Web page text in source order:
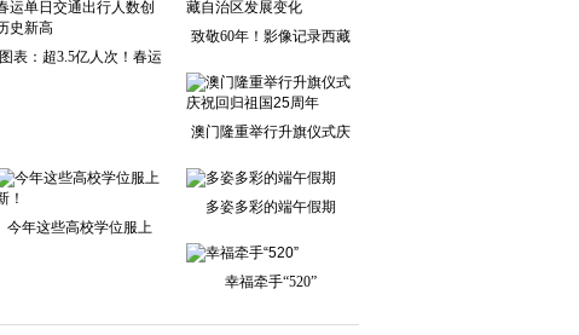
图表：超3.5亿人次！春运
致敬60年！影像记录西藏
自治区发展变化
澳门隆重举行升旗仪式庆
祝回归祖国25周
今年这些高校学位服上
多姿多彩的端午假期
幸福牵手“520”